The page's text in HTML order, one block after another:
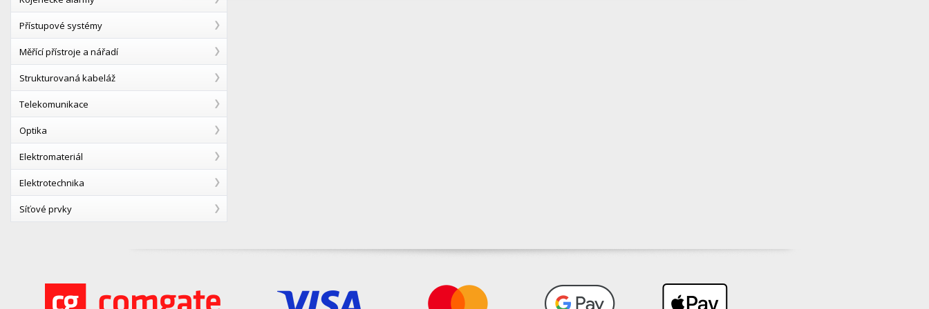
Přístupové systémy
Měřící přístroje a nářadí
Strukturovaná kabeláž
Telekomunikace
Optika
Elektromateriál
Elektrotechnika
Síťové prvky